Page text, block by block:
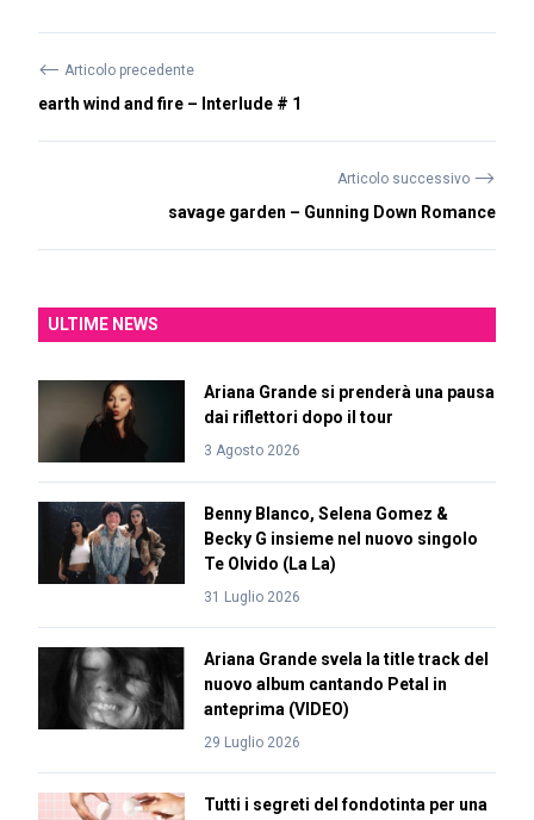
⟵ Articolo precedente
earth wind and fire – Interlude # 1
Articolo successivo ⟶
savage garden – Gunning Down Romance
ULTIME NEWS
Ariana Grande si prenderà una pausa
dai riflettori dopo il tour
3 Agosto 2026
Benny Blanco, Selena Gomez &
Becky G insieme nel nuovo singolo
Te Olvido (La La)
31 Luglio 2026
Ariana Grande svela la title track del
nuovo album cantando Petal in
anteprima (VIDEO)
29 Luglio 2026
Tutti i segreti del fondotinta per una